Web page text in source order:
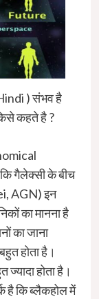
) संभव है
कहते है ?
गैलेक्सी के बीच
AGN) इन
का मानना ​​है
का जाना
होता है।
ज्यादा होता है।
है कि ब्लैकहोल में